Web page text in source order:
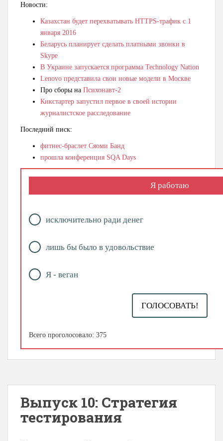
Новости:
Казахстан будет перехватывать HTTPS-трафик с 1
января 2016
Беларусь планирует сделать платными звонки в
Skype
В Украине запускается программа Technology Nation
Lenovo представила свои новые модели в Москве
Про сборы на Психонавт-2
Кикстартер запустил первое в своей истории
журналистское расследование
Последний писк:
фитнес-браслет Сяоми Банд
прошла конференция SQA Days
Я работаю
исключительно ради денег
лишь бы было в удовольствие
Я - веган
ГОЛОСОВАТЬ!
Всего проголосовало: 375
Выпуск 10: Стратегия
тестирования